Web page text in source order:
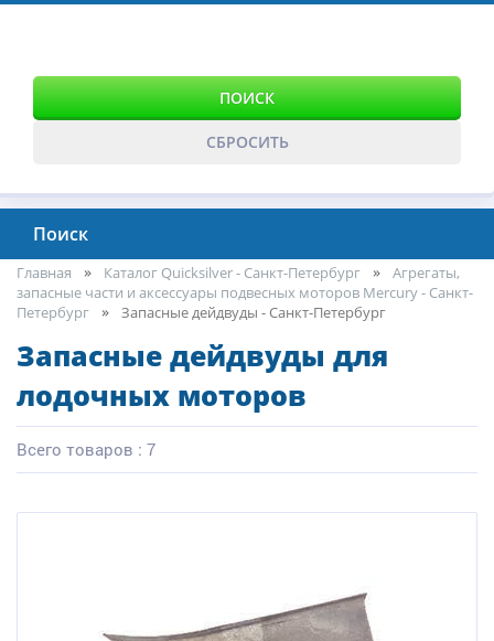
ПОИСК
СБРОСИТЬ
Поиск
Главная Каталог Quicksilver - Санкт-Петербург
Агрегаты,
запасные части и аксессуары подвесных моторов Mercury - Санкт-
Петербург
Запасные дейдвуды - Санкт-Петербург
Запасные дейдвуды для
лодочных моторов
Всего товаров : 7